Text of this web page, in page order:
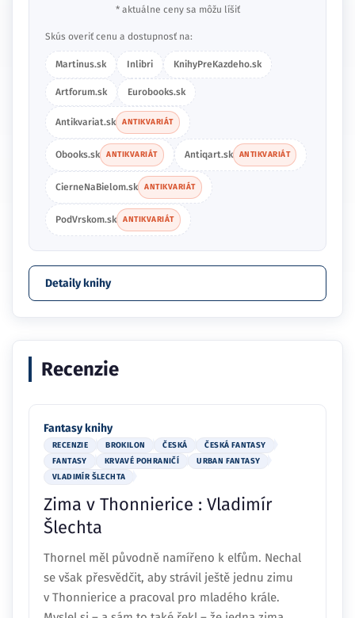
* aktuálne ceny sa môžu líšiť
Skús overiť cenu a dostupnosť na:
Martinus.sk Inlibri KnihyPreKazdeho.sk
Artforum.sk Eurobooks.sk
Antikvariat.sk ANTIKVARIÁT
Obooks.sk ANTIKVARIÁT Antiqart.sk ANTIKVARIÁT
CierneNaBielom.sk ANTIKVARIÁT
PodVrskom.sk ANTIKVARIÁT
Detaily knihy
Recenzie
Fantasy knihy
RECENZIE BROKILON ČESKÁ
ČESKÁ FANTASY
FANTASY
KRVAVÉ POHRANIČÍ
URBAN FANTASY
VLADIMÍR ŠLECHTA
Zima v Thonnierice : Vladimír
Šlechta
Thornel měl původně namířeno k elfům. Nechal
se však přesvědčit, aby strávil ještě jednu zimu
v Thonnierice a pracoval pro mladého krále.